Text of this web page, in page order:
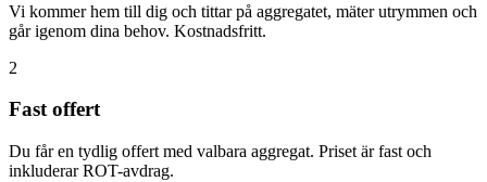
Vi kommer hem till dig och tittar på aggregatet, mäter utrymmen och
går igenom dina behov. Kostnadsfritt.
2
Fast offert
Du får en tydlig offert med valbara aggregat. Priset är fast och
inkluderar ROT-avdrag.